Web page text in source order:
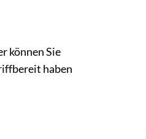
können Sie
haben